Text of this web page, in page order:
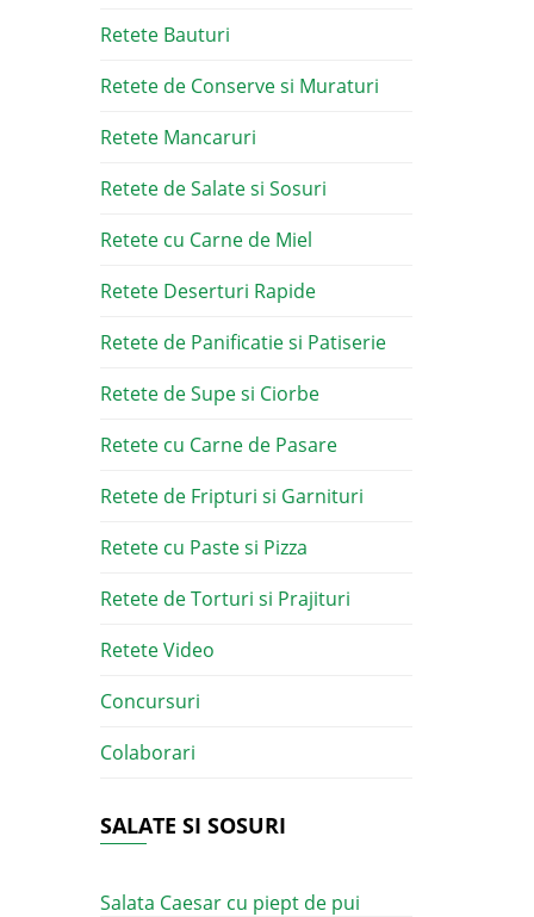
Retete Bauturi
Retete de Conserve si Muraturi
Retete Mancaruri
Retete de Salate si Sosuri
Retete cu Carne de Miel
Retete Deserturi Rapide
Retete de Panificatie si Patiserie
Retete de Supe si Ciorbe
Retete cu Carne de Pasare
Retete de Fripturi si Garnituri
Retete cu Paste si Pizza
Retete de Torturi si Prajituri
Retete Video
Concursuri
Colaborari
SALATE SI SOSURI
Salata Caesar cu piept de pui